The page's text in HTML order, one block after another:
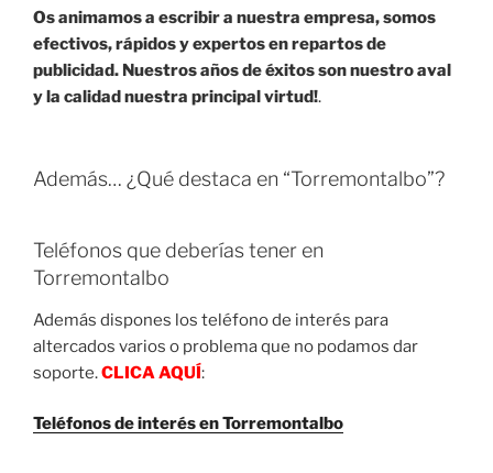
Os animamos a escribir a nuestra empresa, somos
efectivos, rápidos y expertos en repartos de
publicidad. Nuestros años de éxitos son nuestro aval
y la calidad nuestra principal virtud!.
Además… ¿Qué destaca en “Torremontalbo”?
Teléfonos que deberías tener en
Torremontalbo
Además dispones los teléfono de interés para
altercados varios o problema que no podamos dar
soporte.CLICA AQUÍ:
Teléfonos de interés en Torremontalbo